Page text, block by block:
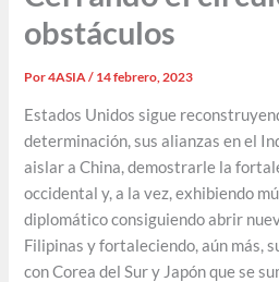
obstáculos
Por4ASIA/ 14 febrero, 2023
Estados Unidos sigue
determinación, sus alianzas en el
aislar a China, demostrarle la
occidental y, a la vez, exhibiendo
diplomático consiguiendo abrir
Filipinas y fortaleciendo, aún más,
con Corea del Sur y Japón que se